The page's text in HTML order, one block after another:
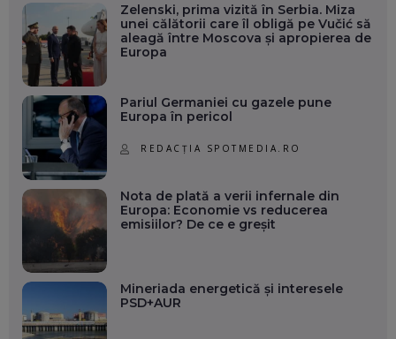
Zelenski, prima vizită în Serbia. Miza
unei călătorii care îl obligă pe Vučić să
aleagă între Moscova și apropierea de
Europa
Pariul Germaniei cu gazele pune
Europa în pericol
REDACȚIA SPOTMEDIA.RO
Nota de plată a verii infernale din
Europa: Economie vs reducerea
emisiilor? De ce e greșit
Mineriada energetică și interesele
PSD+AUR